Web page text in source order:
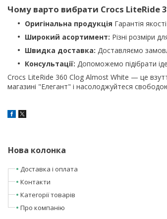
Чому варто вибрати Crocs LiteRide
Оригінальна продукція Гарантія
Широкий асортимент: Різні розміри
Швидка доставка: Доставляємо
Консультації: Допоможемо підібрати
Crocs LiteRide 360 Clog Almost White — це
магазині "Елегант" і насолоджуйтеся
Нова колонка
Доставка і оплата
Контакти
Категорії товарів
Про компанію